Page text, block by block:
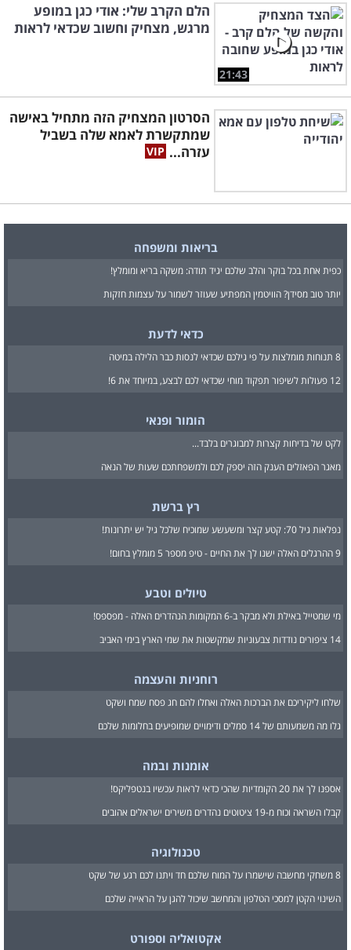
21:43
הלם הקרב שלי: אודי כגן במופע
מרגש, מצחיק וחשוב שכדאי לראות
הסרטון המצחיק הזה מתחיל באישה
שמתקשרת לאמא שלה בשביל
עזרה...
בריאות ומשפחה
כפית אחת בכל בוקר והלב שלכם יגיד תודה: משקה בריא ומומלץ!
יותר טוב מסידן? הוויטמין המפתיע שעוזר לשמור על עצמות חזקות
כדאי לדעת
8 תנוחות מומלצות על פי גילכם שכדאי לנסות כבר הלילה במיטה
12 פעולות לשיפור תפקוד מוחי שכדאי לכם לבצע, במיוחד את 6!
הומור ופנאי
לקט של בדיחות קצרות למבוגרים בלבד...
מאגר הפאזלים הענק הזה יספק לכם ולמשפחתכם שעות של הנאה
רץ ברשת
נפלאות גיל 70: קטע קצר ומשעשע שמוכיח שלכל גיל יש יתרונות!
9 ההרגלים האלה ישנו לך את החיים - טיפ מספר 5 מומלץ בחום!
טיולים וטבע
מי שמטייל באילת ולא מבקר ב-6 המקומות הנהדרים האלה - מפספס!
14 ציפורים נודדות צבעוניות שמקשטות את שמי הארץ בימי האביב
רוחניות והעצמה
שלחו ליקיריכם את הברכות האלה ואחלו להם חג פסח שמח ושקט
גלו מה משמעותם של 14 סמלים ודימויים שמופיעים בחלומות שלכם
אומנות ובמה
אספנו לך את 20 הקומדיות שהכי כדאי לראות עכשיו בנטפליקס!
קבלו השראה וכוח מ-19 ציטוטים נהדרים משירים ישראלים אהובים
טכנולוגיה
8 משחקי מחשבה שישמרו על המוח שלכם חד ויתנו לכם רגע של שקט
השינוי הקטן למסכי הטלפון והמחשב שיכול להגן על הראייה שלכם
אקטואליה וספורט